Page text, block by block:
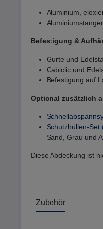
Aluminium,
Befestigung &
Gurte und
Cabiclic und
Befestigung auf
Optional zusätzlich
Schutzhüllen-Set
Sand, Grau und
Diese Abdeckung ist
Zubehör